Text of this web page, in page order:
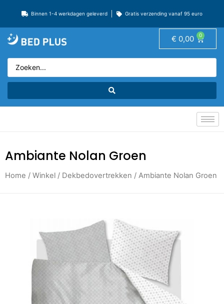
Binnen 1-4 werkdagen geleverd Gratis verzending vanaf 95 euro
€ 0,00 0
Ambiante Nolan Groen
Home / Winkel / Dekbedovertrekken / Ambiante Nolan Groen